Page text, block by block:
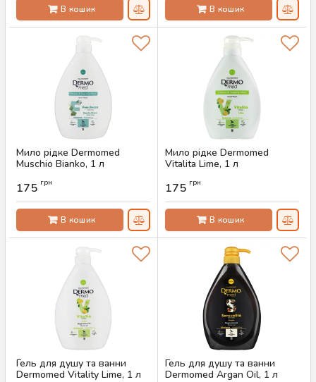
В кошик В кошик
Мило рідке Dermomed
Muschio Bianko, 1 л
175 грн
В кошик
Мило рідке Dermomed
Vitalita Lime, 1 л
175 грн
В кошик
Гель для душу та ванни
Dermomed Vitality Lime, 1 л
Гель для душу та ванни
Dermomed Argan Oil, 1 л